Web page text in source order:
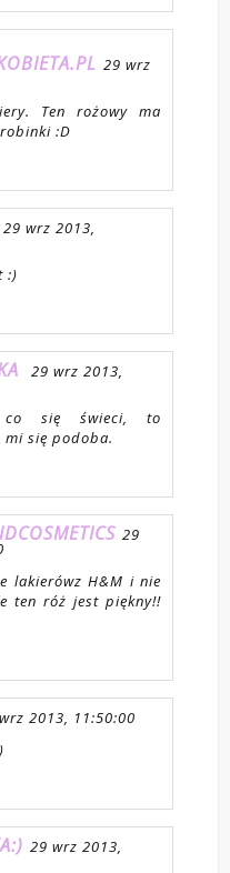
29 wrz
Ten rożowy ma
:D
29 wrz 2013,
:)
29 wrz 2013,
co się świeci, to
mi się podoba.
29
lakierówz H&M i nie
ten róż jest piękny!!
2013, 11:50:00
29 wrz 2013,